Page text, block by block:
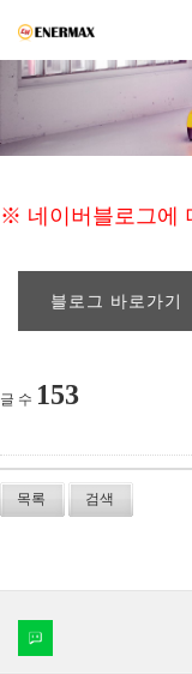
※ 네이버블로그에
블로그 바로가기
글 수 153
목록 검색